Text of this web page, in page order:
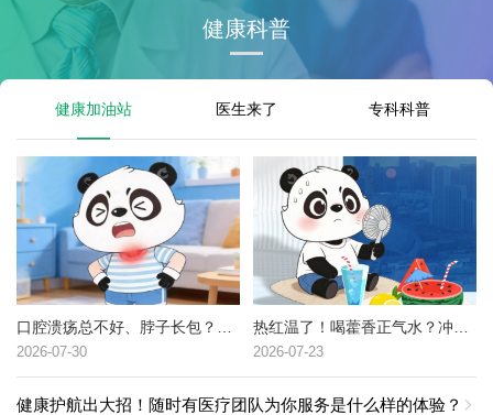
健康科普
健康加油站 医生来了 专科科普
2026-07-30 2026-07-23
健康护航出大招！随时有医疗团队为你服务是什么样的体验？